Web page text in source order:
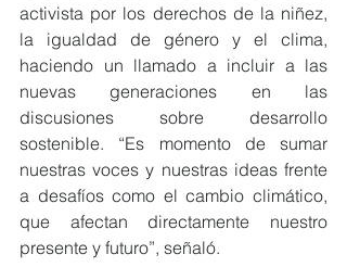
activista por los derechos de la niñez,
la igualdad de género y el clima,
haciendo un llamado a incluir a las
nuevas generaciones en las
discusiones sobre desarrollo
sostenible. “Es momento de sumar
nuestras voces y nuestras ideas frente
a desafíos como el cambio climático,
que afectan directamente nuestro
presente y futuro”, señaló.